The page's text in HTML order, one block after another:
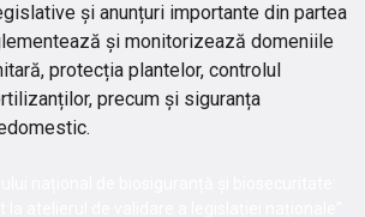
și anunțuri importante din partea
și monitorizează domeniile
protecția plantelor, controlul
precum și siguranța